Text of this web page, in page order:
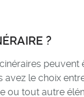
?
peuvent
avez le choix
tout autre